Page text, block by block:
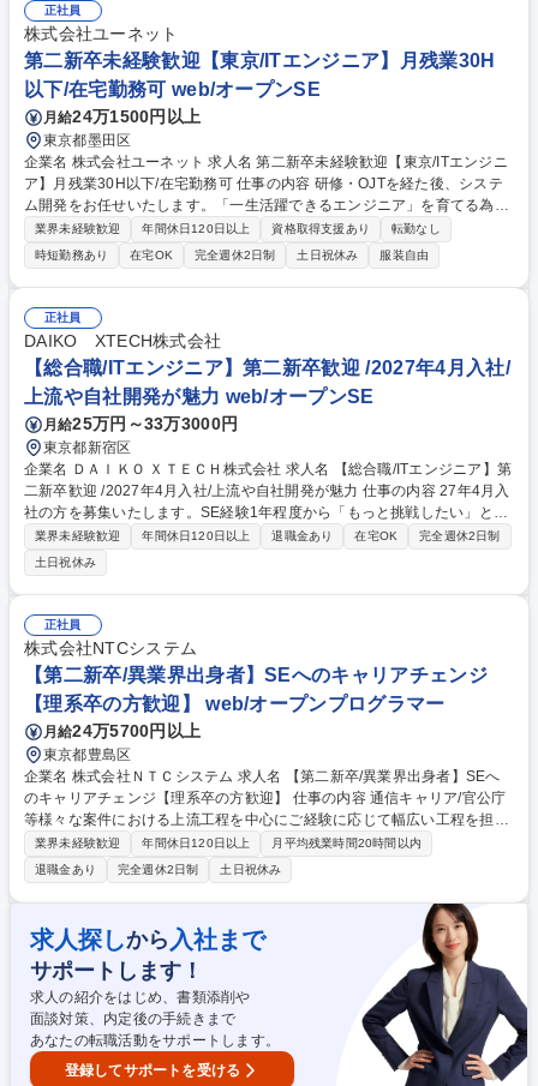
出、可視化と改良・標準化策の立案、実行）を担当していただきます。ご
経験に応じて、工場の品質、生産性向上に向けたIT/OTシステムのロード
マップ策定・実行と基幹システムと現場システムとの機能区分けやクラウ
ドデータ連携などをお任せします。 募集職種 管理職候補【開発/PM】工場
の効率化に向けた生産システムの導入・運用支援
正社員
株式会社ユーネット
第二新卒未経験歓迎【東京/ITエンジニア】月残業30H
以下/在宅勤務可 web/オープンSE
月給24万1500円以上
東京都墨田区
企業名 株式会社ユーネット 求人名 第二新卒未経験歓迎【東京/ITエンジニ
ア】月残業30H以下/在宅勤務可 仕事の内容 研修・OJTを経た後、システ
ム開発をお任せいたします。「一生活躍できるエンジニア」を育てる為、
独自の教育・評価制度で技術力×ヒューマンスキルを伸ばすプログラムを
用意。経験浅くてもしっかりと育成します。 【教育体制】3～5名のチー
ムでプロジェクトを組むことが多い環境ですので、メンバーと協力しなが
ら業務を行うことができます。わからないことは質問ができる風土であ
り、スキル習得研修も豊富にございますので、経験浅くても意欲重視で上
流案件へアサインすることもあります。 【キャリア】管理職としてマネジ
メントを行うポジションやエンジニアとしてプロを目指すポジションな
ど、希望に沿ったキャリアを支援します。 募集職種 第二新卒未経験歓迎
【東京/ITエンジニア】月残業30H以下/在宅勤務可
業界未経験歓迎 年間休日120日以上 資格取得支援あり
転勤なし
時短勤務あり
在宅OK 完全週休2日制 土日祝休み 服装自由
正社員
DAIKO XTECH株式会社
【総合職/ITエンジニア】第二新卒歓迎 /2027年4月入社/
上流や自社開発が魅力 web/オープンSE
月給25万円～33万3000円
東京都新宿区
企業名 ＤＡＩＫＯ ＸＴＥＣＨ株式会社 求人名 【総合職/ITエンジニア】第
二新卒歓迎 /2027年4月入社/上流や自社開発が魅力 仕事の内容 27年4月入
社の方を募集いたします。SE経験1年程度から「もっと挑戦したい」とい
う意欲にこたえる環境です。手厚い新卒合同研修でマナーも含めた導入か
ら実施、同期がいる環境で切磋琢磨しながら成長可能！ 【配属・業務】製
造・流通等に向けた業務システムや自社開発パッケージ等の設計・構築を
担当。希望や経験にフィットする部署へ配属します。 【キャリア】まずは
設計や構築などからご担当いただき、4～5年でのリーダー昇格を目指して
いただきます。 【研修】4月から新卒と同一の合同研修を実施。基礎やマ
ナーから学び直せます。研修期間はたっぷり4か月間、さらに2年間のOJT
あり！ 募集職種 【総合職/ITエンジニア】第二新卒歓迎 /2027年4月入社/
上流や自社開発が魅力
業界未経験歓迎 年間休日120日以上 退職金あり 在宅OK
完全週休2日制
土日祝休み
正社員
株式会社NTCシステム
【第二新卒/異業界出身者】SEへのキャリアチェンジ
【理系卒の方歓迎】 web/オープンプログラマー
月給24万5700円以上
東京都豊島区
企業名 株式会社ＮＴＣシステム 求人名 【第二新卒/異業界出身者】SEへ
のキャリアチェンジ【理系卒の方歓迎】 仕事の内容 通信キャリア/官公庁
等様々な案件における上流工程を中心にご経験に応じて幅広い工程を担当
いただきます。 【魅力】 ■担当いただくフェーズは経験に合わせて様々で
すが上流の業務にも携わっていただきます。顧客折衝経験や業務知識も習
得できます。 ■期間は1年～10年以上の大規模長期案件が中心となりま
す。大きい業務 では10年/50名規模での開発となりますが、開発メンバは
ローテーション を行うので、様々な業務に係わる事が可能です。 募集職
種 【第二新卒/異業界出身者】SEへのキャリアチェンジ【理系卒の方歓
迎】
業界未経験歓迎 年間休日120日以上
月平均残業時間20時間以内
退職金あり
完全週休2日制 土日祝休み
求人探しから 入社まで
サポートします！
求人の紹介をはじめ、書類添削や
面談対策、内定後の手続きまで
あなたの転職活動をサポートします。
登録してサポートを受ける